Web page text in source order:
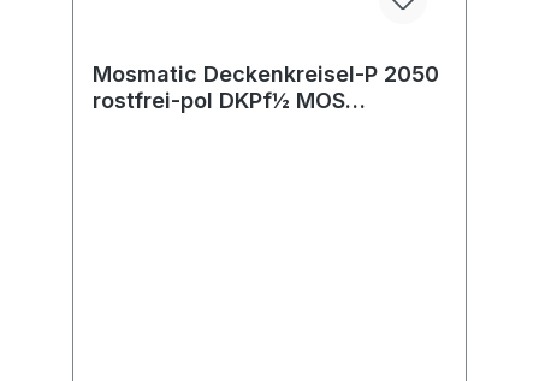
Mosmatic Deckenkreisel-P 2050
rostfrei-pol DKPf½ MOS